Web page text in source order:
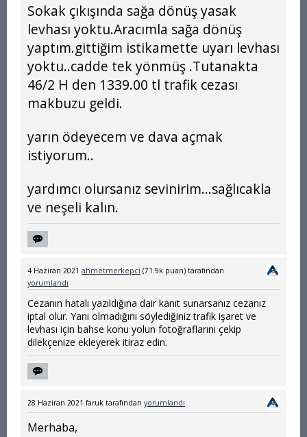
Sokak çıkışında sağa dönüş yasak
levhası yoktu.Aracımla sağa dönüş
yaptım.gittiğim istikamette uyarı levhası
yoktu..cadde tek yönmüş .Tutanakta
46/2 H den 1339.00 tl trafik cezası
makbuzu geldi.
yarın ödeyecem ve dava açmak
istiyorum..
yardımcı olursanız sevinirim...sağlıcakla
ve neşeli kalın.
4 Haziran 2021 ahmetmerkepci (71.9k puan) tarafından
yorumlandı
Cezanın hatalı yazıldığına dair kanıt sunarsanız cezanız
iptal olur. Yani olmadığını söylediğiniz trafik işaret ve
levhası için bahse konu yolun fotoğraflarını çekip
dilekçenize ekleyerek itiraz edin.
28 Haziran 2021 faruk tarafından yorumlandı
Merhaba,